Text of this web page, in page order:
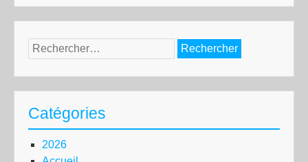
Rechercher :
Catégories
2026